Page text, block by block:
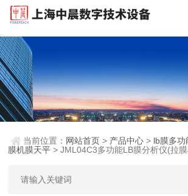
当前位置： 网站首页 > 产品中心 > lb膜多功
膜机膜天平 > JML04C3多功能LB膜分析仪(拉